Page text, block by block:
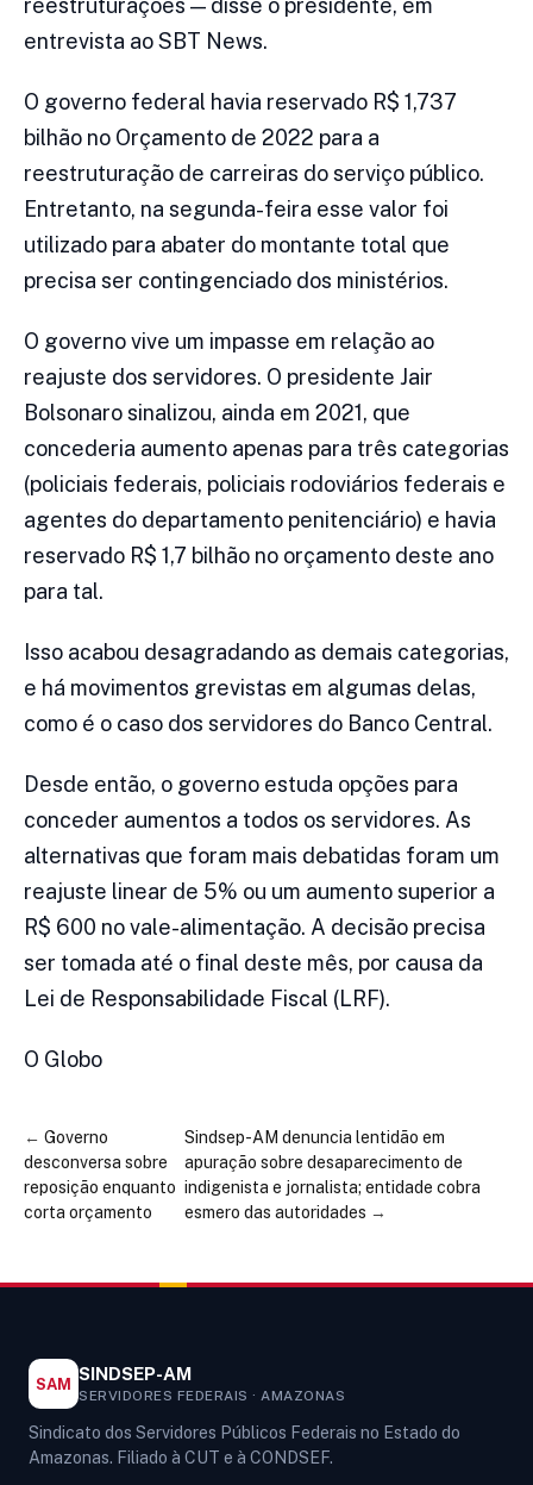
reestruturações — disse o presidente, em
entrevista ao SBT News.
O governo federal havia reservado R$ 1,737
bilhão no Orçamento de 2022 para a
reestruturação de carreiras do serviço público.
Entretanto, na segunda-feira esse valor foi
utilizado para abater do montante total que
precisa ser contingenciado dos ministérios.
O governo vive um impasse em relação ao
reajuste dos servidores. O presidente Jair
Bolsonaro sinalizou, ainda em 2021, que
concederia aumento apenas para três categorias
(policiais federais, policiais rodoviários federais e
agentes do departamento penitenciário) e havia
reservado R$ 1,7 bilhão no orçamento deste ano
para tal.
Isso acabou desagradando as demais categorias,
e há movimentos grevistas em algumas delas,
como é o caso dos servidores do Banco Central.
Desde então, o governo estuda opções para
conceder aumentos a todos os servidores. As
alternativas que foram mais debatidas foram um
reajuste linear de 5% ou um aumento superior a
R$ 600 no vale-alimentação. A decisão precisa
ser tomada até o final deste mês, por causa da
Lei de Responsabilidade Fiscal (LRF).
O Globo
← Governo
desconversa sobre
reposição enquanto
corta orçamento
Sindsep-AM denuncia lentidão em
apuração sobre desaparecimento de
indigenista e jornalista; entidade cobra
esmero das autoridades →
SAM SINDSEP-AM
SERVIDORES FEDERAIS · AMAZONAS
Sindicato dos Servidores Públicos Federais no Estado do
Amazonas. Filiado à CUT e à CONDSEF.